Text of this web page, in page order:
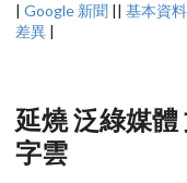
| Google 新聞 || 基本資料
差異 |
延燒 泛綠媒體
字雲